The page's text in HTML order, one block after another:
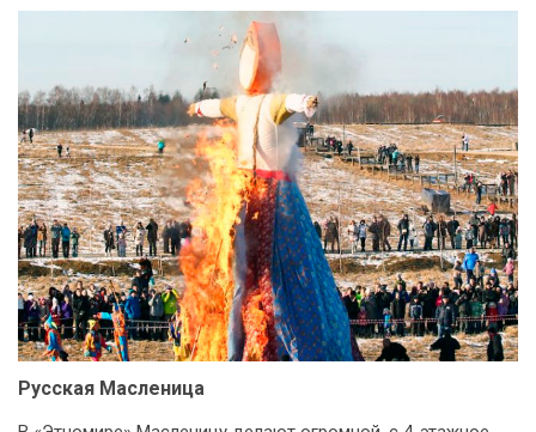
Русская Масленица